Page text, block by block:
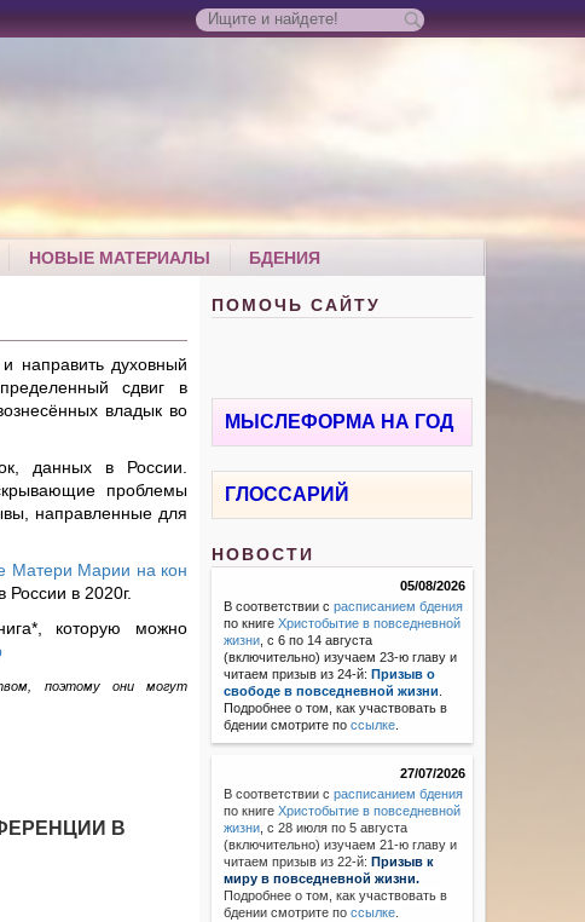
НОВЫЕ МАТЕРИАЛЫ БДЕНИЯ
направить духовный
сдвиг в
владык во
данных в России.
проблемы
направленные для
Матери Марии на кон
в 2020г.
которую можно
поэтому они могут
В
ПОМОЧЬ САЙТУ
МЫСЛЕФОРМА НА ГОД
ГЛОССАРИЙ
НОВОСТИ
05/08/2026
В соответствии срасписанием бдения
по книгеХристобытие в повседневной
жизни , с 6 по 14 августа
(включительно) изучаем 23-ю главу и
читаем призыв из 24-й: Призыв о
свободе в повседневной жизни
Подробнее о том, как участвовать в
бдении смотрите поссылке
27/07/2026
В соответствии с расписанием бдения
по книгеХристобытие в повседневной
жизни с 28 июля по 5 августа
(включительно) изучаем 21-ю главу и
читаем призыв из 22-й: Призыв к
миру в повседневной жизни.
Подробнее о том, как участвовать в
бдении смотрите поссылке